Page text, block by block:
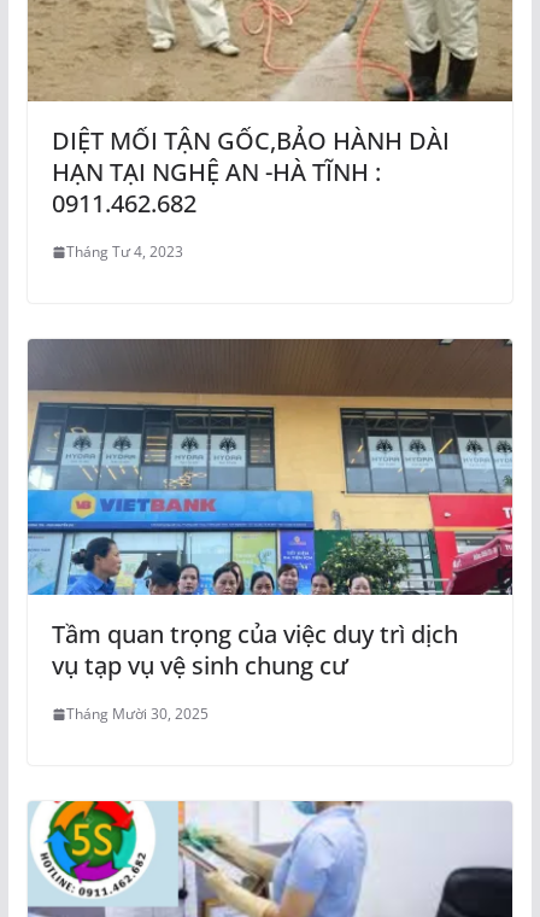
DIỆT MỐI TẬN GỐC,BẢO HÀNH DÀI
HẠN TẠI NGHỆ AN -HÀ TĨNH :
0911.462.682
Tháng Tư 4, 2023
Tầm quan trọng của việc duy trì dịch
vụ tạp vụ vệ sinh chung cư
Tháng Mười 30, 2025